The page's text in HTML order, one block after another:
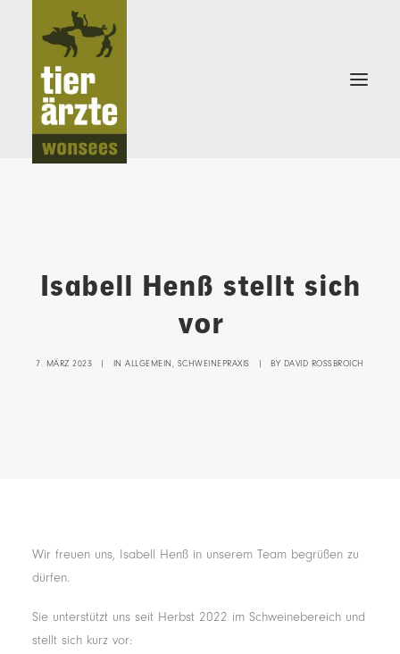
SCHWEINEPRAXIS
Isabell Henß stellt sich
vor
7. MÄRZ 2023 | INALLGEMEIN, SCHWEINEPRAXIS | BY DAVID ROSSBROICH
Wir freuen uns, Isabell Henß in unserem Team begrüßen zu
dürfen.
Sie unterstützt uns seit Herbst 2022 im Schweinebereich und
stellt sich kurz vor: